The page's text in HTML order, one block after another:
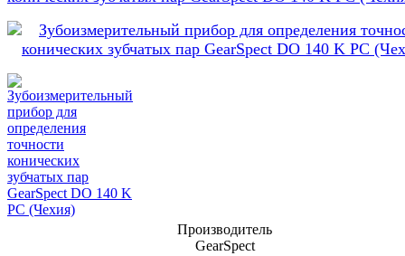
Производитель
GearSpect